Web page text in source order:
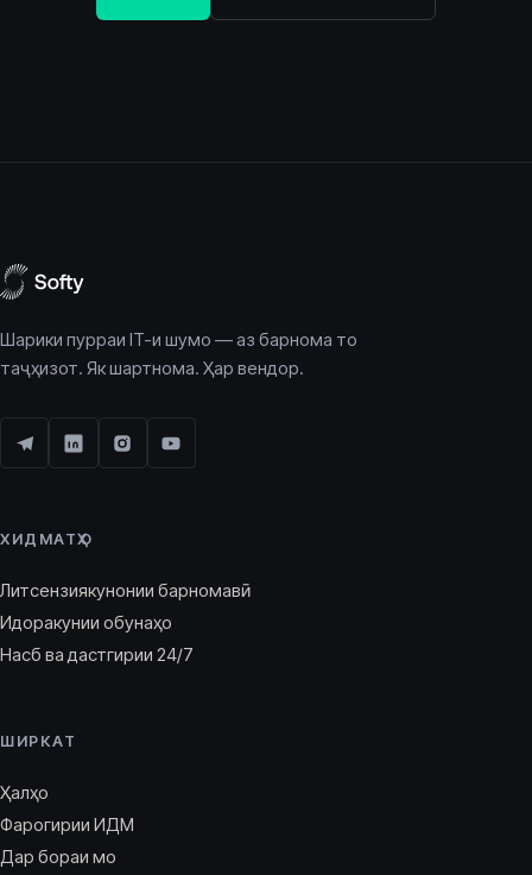
Шарики пурраи IT-и шумо — аз барнома то
таҷҳизот. Як шартнома. Ҳар вендор.
ХИДМАТҲО
Литсензиякунонии барномавӣ
Идоракунии обунаҳо
Насб ва дастгирии 24/7
ШИРКАТ
Ҳалҳо
Фарогирии ИДМ
Дар бораи мо